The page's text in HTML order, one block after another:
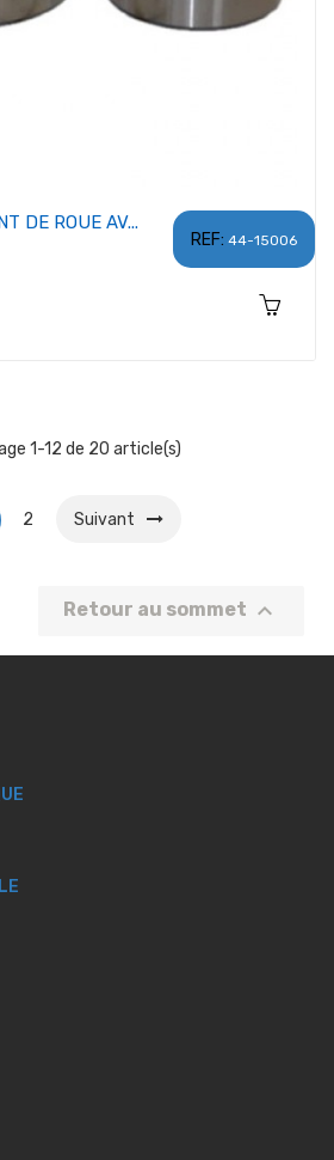
REF: 44-15006
DE ROUE AV...
1-12 de 20 article(s)
2 Suivant
Retour au sommet 